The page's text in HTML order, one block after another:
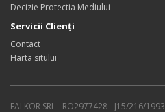
Decizie Protectia Mediului
Servicii Clienţi
Contact
Harta sitului
FALKOR SRL - RO2977428 - J15/216/1993